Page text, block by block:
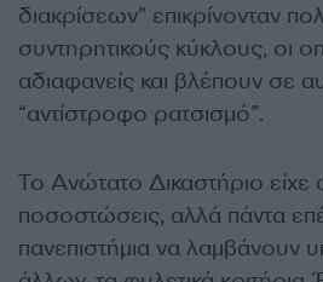
διακρίσεων” επικρίνονταν
συντηρητικούς κύκλους, οι
αδιαφανείς και βλέπουν σε
“αντίστροφο ρατσισμό”.
Το Ανώτατο Δικαστήριο είχε
ποσοστώσεις, αλλά πάντα
πανεπιστήμια να λαμβάνουν